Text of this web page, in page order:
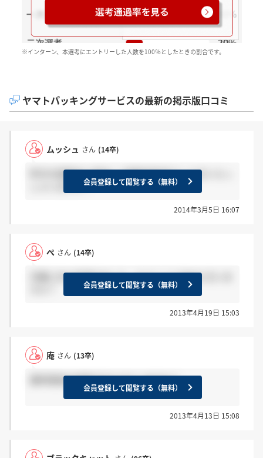
※インターン、本選考にエントリーした人数を100％としたときの割合です。
ヤマトパッキングサービスの最新の掲示版口コミ
ムッシュ さん (14卒)
昨日の説明会に参加して面接予約完了した方いらっ
しゃいますか？会員登録して閲覧する（無料）
2014年3月5日 16:07
ぺ さん (14卒)
月曜に内々定頂きました。もうここに決めた方いま
会員登録して閲覧する（無料）
2013年4月19日 15:03
庵 さん (13卒)
最終面接の結果が出たかたいますか？
会員登録して閲覧する（無料）
2013年4月13日 15:08